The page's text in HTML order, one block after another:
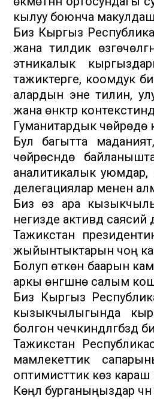
кылуу боюнча
Биз Кыргыз
жана тилдик
этникалык
тажиктерге, коомдук
алардын эне тилин,
жана өнүктүрүү
Гуманитардык чөйрөдө
Бул багытта
чөйрөсүндө
аналитикалык уюмдар,
делегациялар менен
Биз өз ара
негизде активдүү
Тажикстан
жыйынтыктарын чоң
Болуп өткөн баарын
аркы өнүгүшүнө салым
Биз Кыргыз
кызыкчылыгында
болгон
Тажикстан
мамлекеттик
оптимисттик көз караш
Көңүл бурганыңыздар